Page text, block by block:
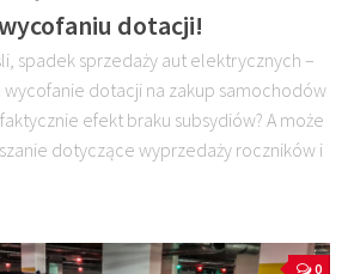
dotacji!
spadek sprzedaży aut elektrycznych –
wycofanie dotacji na zakup samochodów
efekt braku subsydiów? A może
dotyczące wyprzedaży roczników i
0